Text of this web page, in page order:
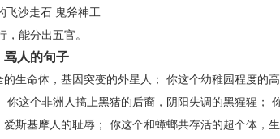
飞沙走石 鬼斧神工
，能分出五官。
骂人的句子
生命体，基因突变的外星人； 你这个幼稚园程度的
你这个非洲人搞上黑猪的后裔，阴阳失调的黑猩猩；
斯基摩人的耻辱； 你这个和蟑螂共存活的超个体，